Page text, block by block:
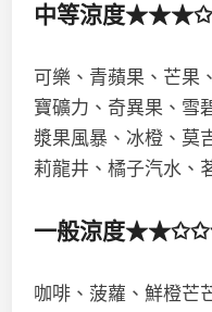
中等涼度
可樂、青蘋果、芒果
寶礦力、奇異果、雪
漿果風暴、冰橙、莫
莉龍井、橘子汽水、
一般涼度
咖啡、菠蘿、鮮橙芒